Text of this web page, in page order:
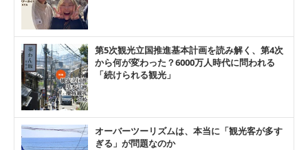
第5次観光立国推進基本計画を読み解く、第4次
から何が変わった？6000万人時代に問われる
「続けられる観光」
オーバーツーリズムは、本当に「観光客が多す
ぎる」が問題なのか